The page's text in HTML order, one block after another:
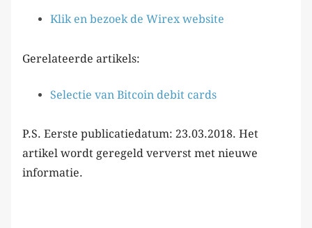
Klik en bezoek de Wirex website
Gerelateerde artikels:
Selectie van Bitcoin debit cards
P.S. Eerste publicatiedatum: 23.03.2018. Het
artikel wordt geregeld ververst met nieuwe
informatie.